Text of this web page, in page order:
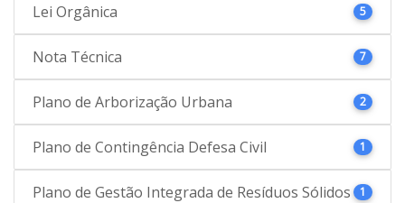
Lei Orgânica 5
Nota Técnica 7
Plano de Arborização Urbana 2
Plano de Contingência Defesa Civil 1
Plano de Gestão Integrada de Resíduos Sólidos 1